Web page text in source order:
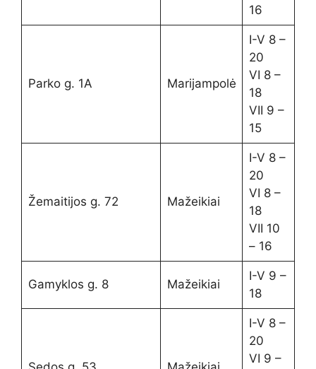
16
Parko g. 1A Marijampolė
I-V 8 –
20
VI 8 –
18
VII 9 –
15
Žemaitijos g. 72 Mažeikiai
I-V 8 –
20
VI 8 –
18
VII 10
– 16
Gamyklos g. 8 Mažeikiai
I-V 9 –
18
I-V 8 –
20
VI 9 –